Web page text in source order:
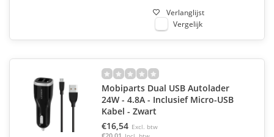
Verlanglijst
Vergelijk
Mobiparts Dual USB Autolader
24W - 4.8A - Inclusief Micro-USB
Kabel - Zwart
€16,54 Excl. btw